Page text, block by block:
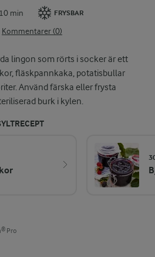
min FRYSBAR
Kommentarer (0)
lingon som rörts i socker är ett
fläskpannkaka, potatisbullar
Använd färska eller frysta
burk i kylen.
Pro